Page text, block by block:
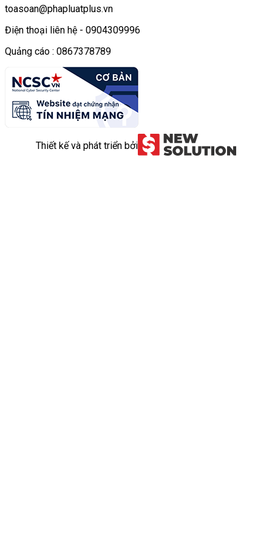
toasoan@phapluatplus.vn
Điện thoại liên hệ - 0904309996
Quảng cáo : 0867378789
Thiết kế và phát triển bởi